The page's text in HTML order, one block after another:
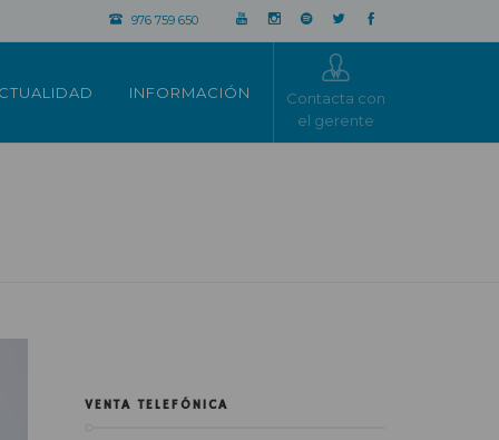
976 759 650
INFORMACIÓN
Contacta con
el gerente
VENTA TELEFÓNICA